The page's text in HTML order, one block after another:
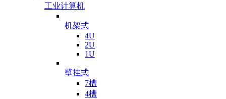
工业计算机
机架式
4U
2U
1U
壁挂式
7槽
4槽